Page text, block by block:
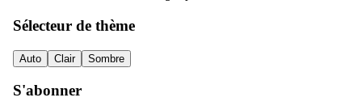
Sélecteur de thème
Auto Clair Sombre
S'abonner